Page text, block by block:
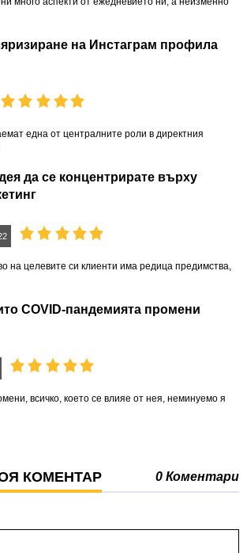
на Инстаграм профила
една от централните роли в директния
да се концентрирате върху
на целевите си клиенти има редица предимства,
COVID-пандемията промени
всичко, което се влияе от нея, неминуемо я
КОМЕНТАР 0 Коментари